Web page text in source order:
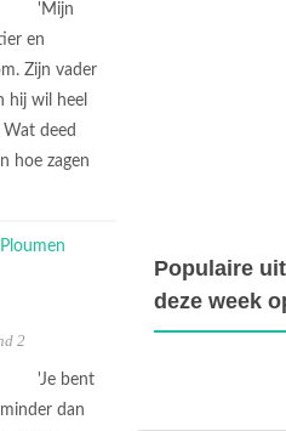
'Mijn
en
Zijn vader
hij wil heel
deed
hoe zagen
2
'Je bent
dan
Populaire
deze week